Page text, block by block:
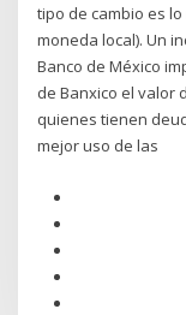
tipo de cambio es
moneda local). Un
Banco de México
de Banxico el valor
quienes tienen
mejor uso de las